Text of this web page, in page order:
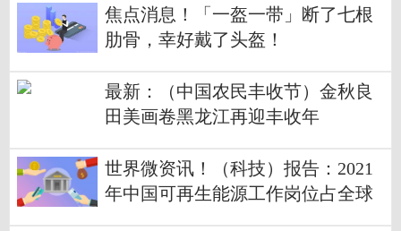
焦点消息！「一盔一带」断了七根
肋骨，幸好戴了头盔！
最新：（中国农民丰收节）金秋良
田美画卷黑龙江再迎丰收年
世界微资讯！（科技）报告：2021
年中国可再生能源工作岗位占全球